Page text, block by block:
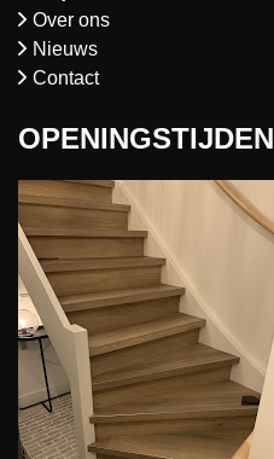
Over ons
Nieuws
Contact
OPENINGSTIJDEN